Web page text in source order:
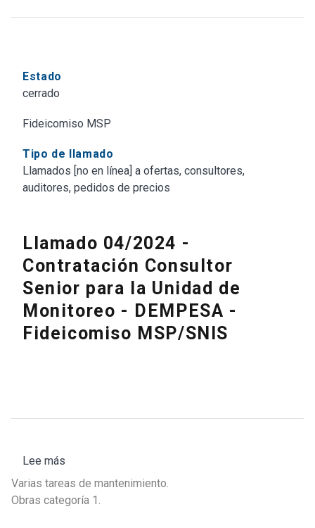
Estado
cerrado
Fideicomiso MSP
Tipo de llamado
Llamados [no en línea] a ofertas, consultores,
auditores, pedidos de precios
Llamado 04/2024 -
Contratación Consultor
Senior para la Unidad de
Monitoreo - DEMPESA -
Fideicomiso MSP/SNIS
Lee más
Llamado
Nº
Varias tareas de mantenimiento.
Obras categoría 1.